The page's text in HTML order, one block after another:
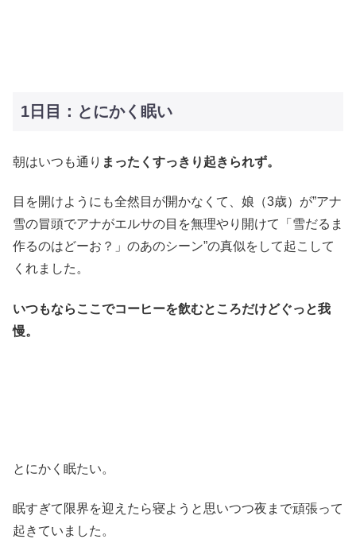
1日目：とにかく眠い
朝はいつも通り まったくすっきり起きられず。
目を開けようにも全然目が開かなくて、娘（3歳）が”アナ
雪の冒頭でアナがエルサの目を無理やり開けて「雪だるま
作るのはどーお？」のあのシーン”の真似をして起こして
くれました。
いつもならここでコーヒーを飲むところだけどぐっと我
慢。
とにかく眠たい。
眠すぎて限界を迎えたら寝ようと思いつつ夜まで頑張って
起きていました。